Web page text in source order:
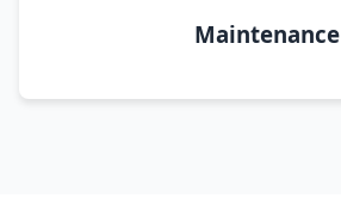
Maintenance